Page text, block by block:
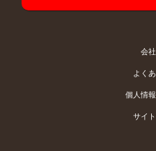
会
よく
個人情
サイ